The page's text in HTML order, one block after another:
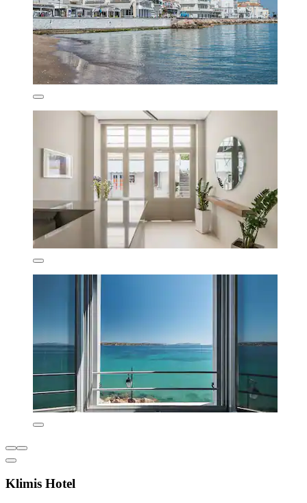
Klimis Hotel